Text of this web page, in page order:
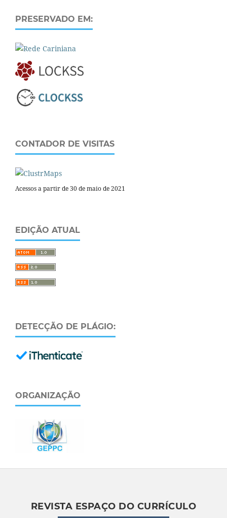
PRESERVADO EM:
CONTADOR DE VISITAS
Acessos a partir de 30 de maio de 2021
EDIÇÃO ATUAL
DETECÇÃO DE PLÁGIO:
ORGANIZAÇÃO
REVISTA ESPAÇO DO CURRÍCULO